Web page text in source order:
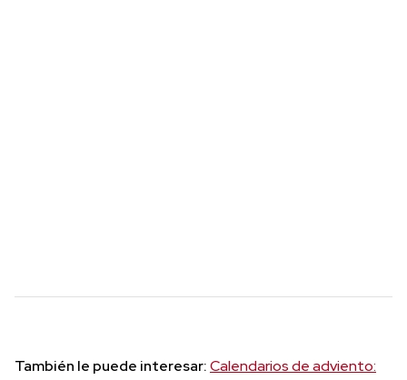
También le puede interesar:Calendarios de adviento: